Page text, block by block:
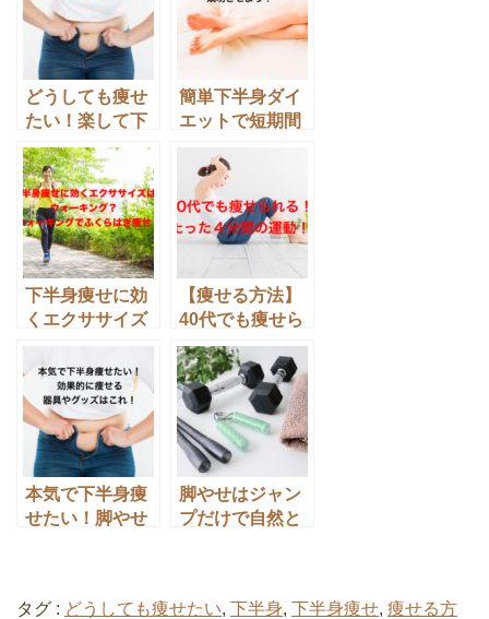
どうしても痩せ
たい！楽して下
半身痩せするの
はグッズ？体
操？それともサ
プリ？
簡単下半身ダイ
エットで短期間
成功させよう！
下半身痩せに効
くエクササイズ
グ？ウォーキン
グでふくらはぎ
痩せ
【痩せる方法】
40代でも痩せら
れる！たった４
分間の運動！
本気で下半身痩
せたい！脚やせ
脚やせはジャン
プだけで自然と
タグ : どうしても痩せたい, 下半身, 下半身痩せ, 痩せる方